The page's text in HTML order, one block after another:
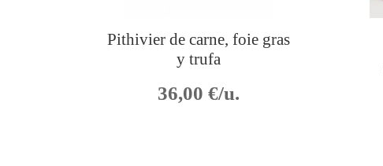
Pithivier de carne, foie gras
y trufa
36,00 €/u.